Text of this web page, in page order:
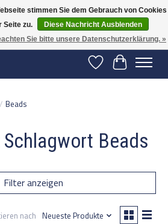
NL | Op voorraad binnen 2-5 werkdagen
verzonden
Wunschzettel
Ihr
/ Beads
Beads
Filter anzeigen
nach Neueste Produkte
stimmen Sie dem Gebrauch von Cookies
Seite zu.
Diese Nachricht Ausblenden
Sie bitte unsere Datenschutzerklärung. »